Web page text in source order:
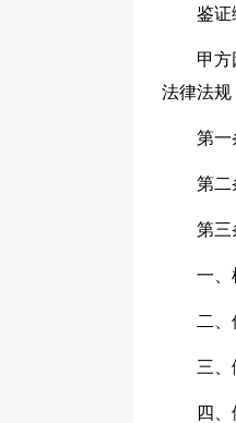
鉴证
甲
法律法规
第一
第二
第三
一、
二
三、
四